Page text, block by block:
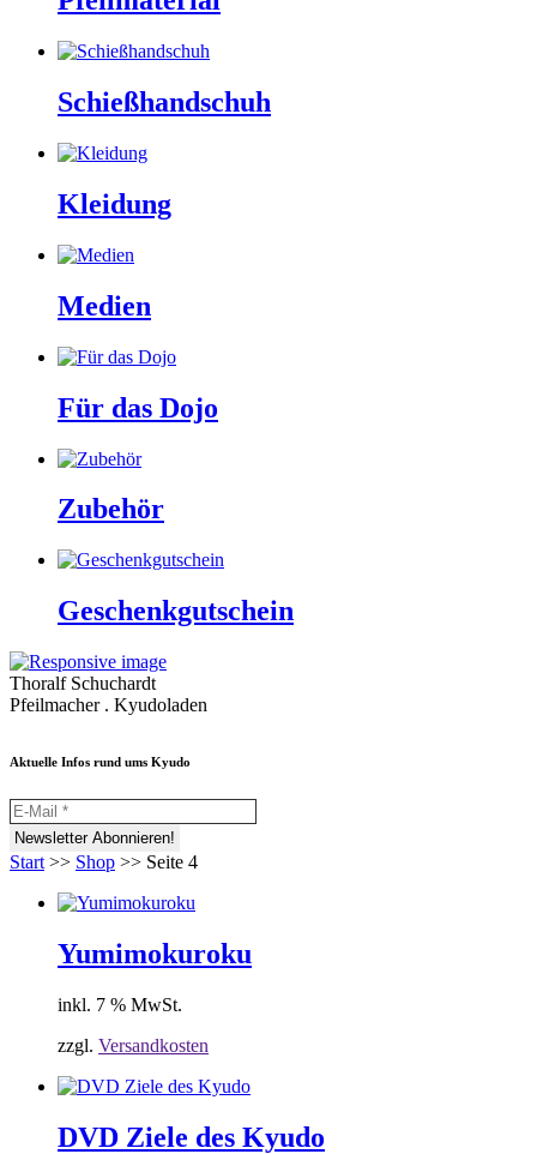
Schießhandschuh
Kleidung
Medien
Für das Dojo
Zubehör
Geschenkgutschein
Thoralf Schuchardt
Pfeilmacher . Kyudoladen
Aktuelle Infos rund ums Kyudo
Start >> Shop >> Seite 4
Yumimokuroku
inkl. 7 % MwSt.
zzgl. Versandkosten
DVD Ziele des Kyudo